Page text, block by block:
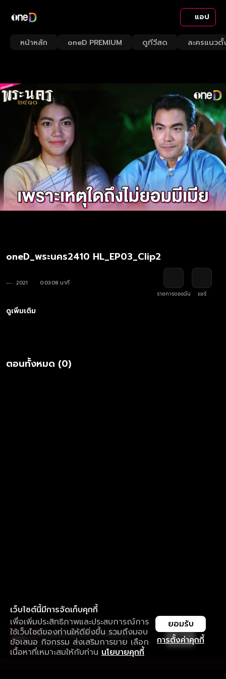
แอป
หน้าหลัก oneD PREMIUM ดูทีวีสด ละครแนวตั้
oneD_พระนคร2410 HL_EP03_Clip2
2021
0:03:08 นาที
รายการของฉัน
แชร์
ดูเพิ่มเติม
ตอนทั้งหมด (0)
เว็บไซต์นี้มีการจัดเก็บคุกกี้
เพื่อเพิ่มประสิทธิภาพและประสบการณ์การ
ใช้เว็บไซต์ของท่านให้ดียิ่งขึ้น รวมถึงมอบ
ข้อเสนอ กิจกรรม ส่งเสริมการขาย เลือก
เนื้อหาที่เหมาะสมให้กับท่าน นโยบายคุกกี้
การตั้งค่าคุกกี้
ยอมรับ
ใช้งานแอป ลื่นไหลกว่า ไม่มีสะดุด
ดาวน์โหลดแอปเพื่อการรับชมที่ดีกว่า เปิด